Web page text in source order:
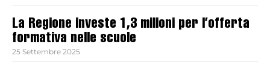
La Regione investe 1,3 milioni per l’offerta
formativa nelle scuole
25 Settembre 2025